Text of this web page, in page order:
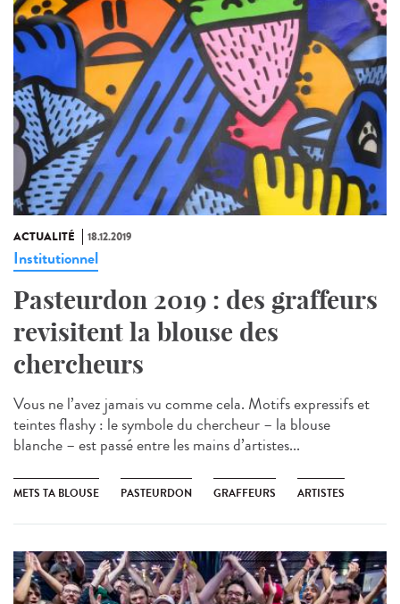
ACTUALITÉ 18.12.2019
Institutionnel
Pasteurdon 2019 : des graffeurs
revisitent la blouse des
chercheurs
Vous ne l’avez jamais vu comme cela. Motifs expressifs et
teintes flashy : le symbole du chercheur – la blouse
blanche – est passé entre les mains d’artistes...
METS TA BLOUSE PASTEURDON GRAFFEURS ARTISTES